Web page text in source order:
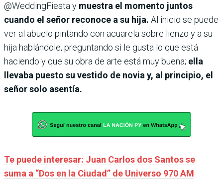
@WeddingFiesta y muestra el momento juntos
cuando el señor reconoce a su hija. Al inicio se puede
ver al abuelo pintando con acuarela sobre lienzo y a su
hija hablándole, preguntando si le gusta lo que está
haciendo y que su obra de arte está muy buena; ella
llevaba puesto su vestido de novia y, al principio, el
señor solo asentía.
Te puede interesar: Juan Carlos dos Santos se
suma a “Dos en la Ciudad” de Universo 970 AM